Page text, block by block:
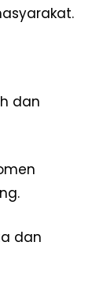
dan
dan